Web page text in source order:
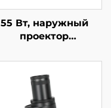
55 Вт, наружный
проектор
логотипа — IP67,
Gobo с
пультом ДУ для